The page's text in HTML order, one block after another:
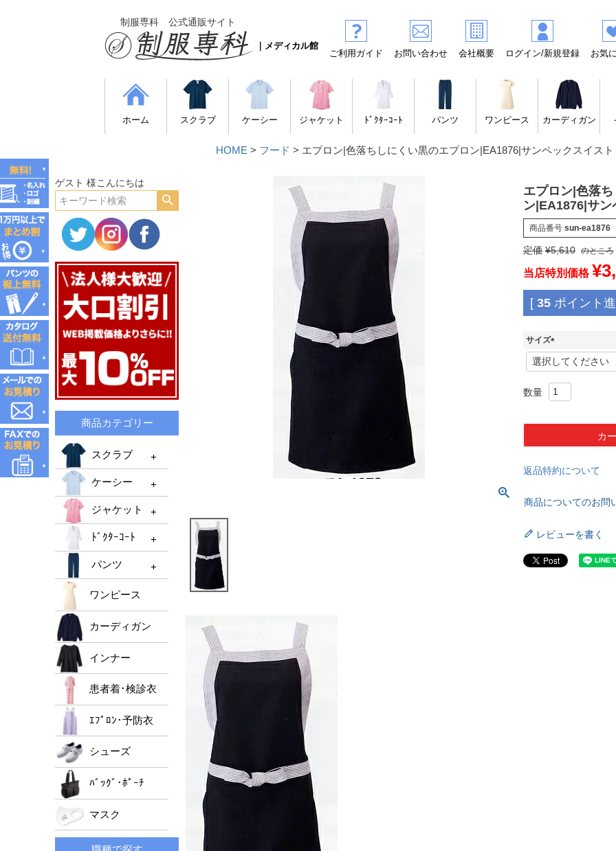
制服専科 公式通販サイト
｜メディカル館
ご利用ガイド お問い合わせ 会社概要 ログイン/新規登録 お気
ホーム スクラブ ケーシー ジャケット ﾄﾞｸﾀｰｺｰﾄ パンツ ワンピース カーディガン
HOME フード エプロン|色落ちしにくい黒のエプロン|EA1876|サンペックスイスト
ゲスト 様こんにちは
商品カテゴリー
スクラブ
スクラブTOP
メンズスクラブ
レディーススクラブ
機能性スクラブ
ケーシー
ケーシーTOP
メンズケーシー
レディースケーシー
男女兼用ケーシー
ジャケット
メンズジャケット
ﾚﾃﾞｨｰｽジャケット
ﾄﾞｸﾀｰｺｰﾄ
ﾄﾞｸﾀｰｺｰﾄTOP
ﾒﾝｽﾞﾄﾞｸﾀｰｺｰﾄ
ﾚﾃﾞｨｰｽﾄﾞｸﾀｰｺｰﾄ
パンツ
パンツTOP
メンズパンツ
男女兼用パンツ
ワンピース
カーディガン
インナー
患者着･検診衣
ｴﾌﾟﾛﾝ･予防衣
シューズ
ﾊﾞｯｸﾞ･ﾎﾟｰﾁ
マスク
エプロン|色落
ン|EA1876|サ
商品番号 sun-ea1876
定価 ¥5,610 のところ
当店特別価格 ¥
[ 35 ポイント
サイズ
(
必
カ
返品特約について
商品についてのお問
レビューを書く